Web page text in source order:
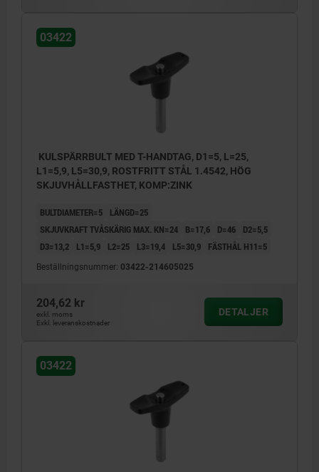
03422
KULSPÄRRBULT MED T-HANDTAG, D1=5, L=25,
L1=5,9, L5=30,9, ROSTFRITT STÅL 1.4542, HÖG
SKJUVHÅLLFASTHET, KOMP:ZINK
BULTDIAMETER=5
LÄNGD=25
SKJUVKRAFT TVÅSKÄRIG MAX. KN=24
B=17,6 D=46
D2=5,5
D3=13,2
L1=5,9 L2=25 L3=19,4 L5=30,9 FÄSTHÅL H11=5
Beställningsnummer: 03422-214605025
204,62 kr
exkl. moms
Exkl. leveranskostnader
DETALJER
03422